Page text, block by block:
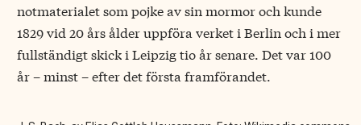
notmaterialet som pojke av sin mormor och kunde
1829 vid 20 års ålder uppföra verket i Berlin och i mer
fullständigt skick i Leipzig tio år senare. Det var 100
år – minst – efter det första framförandet.